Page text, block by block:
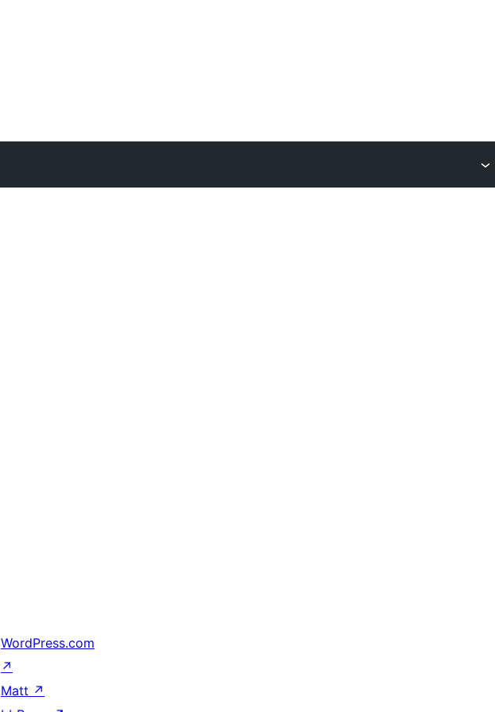
WordPress.com
↗
Matt ↗